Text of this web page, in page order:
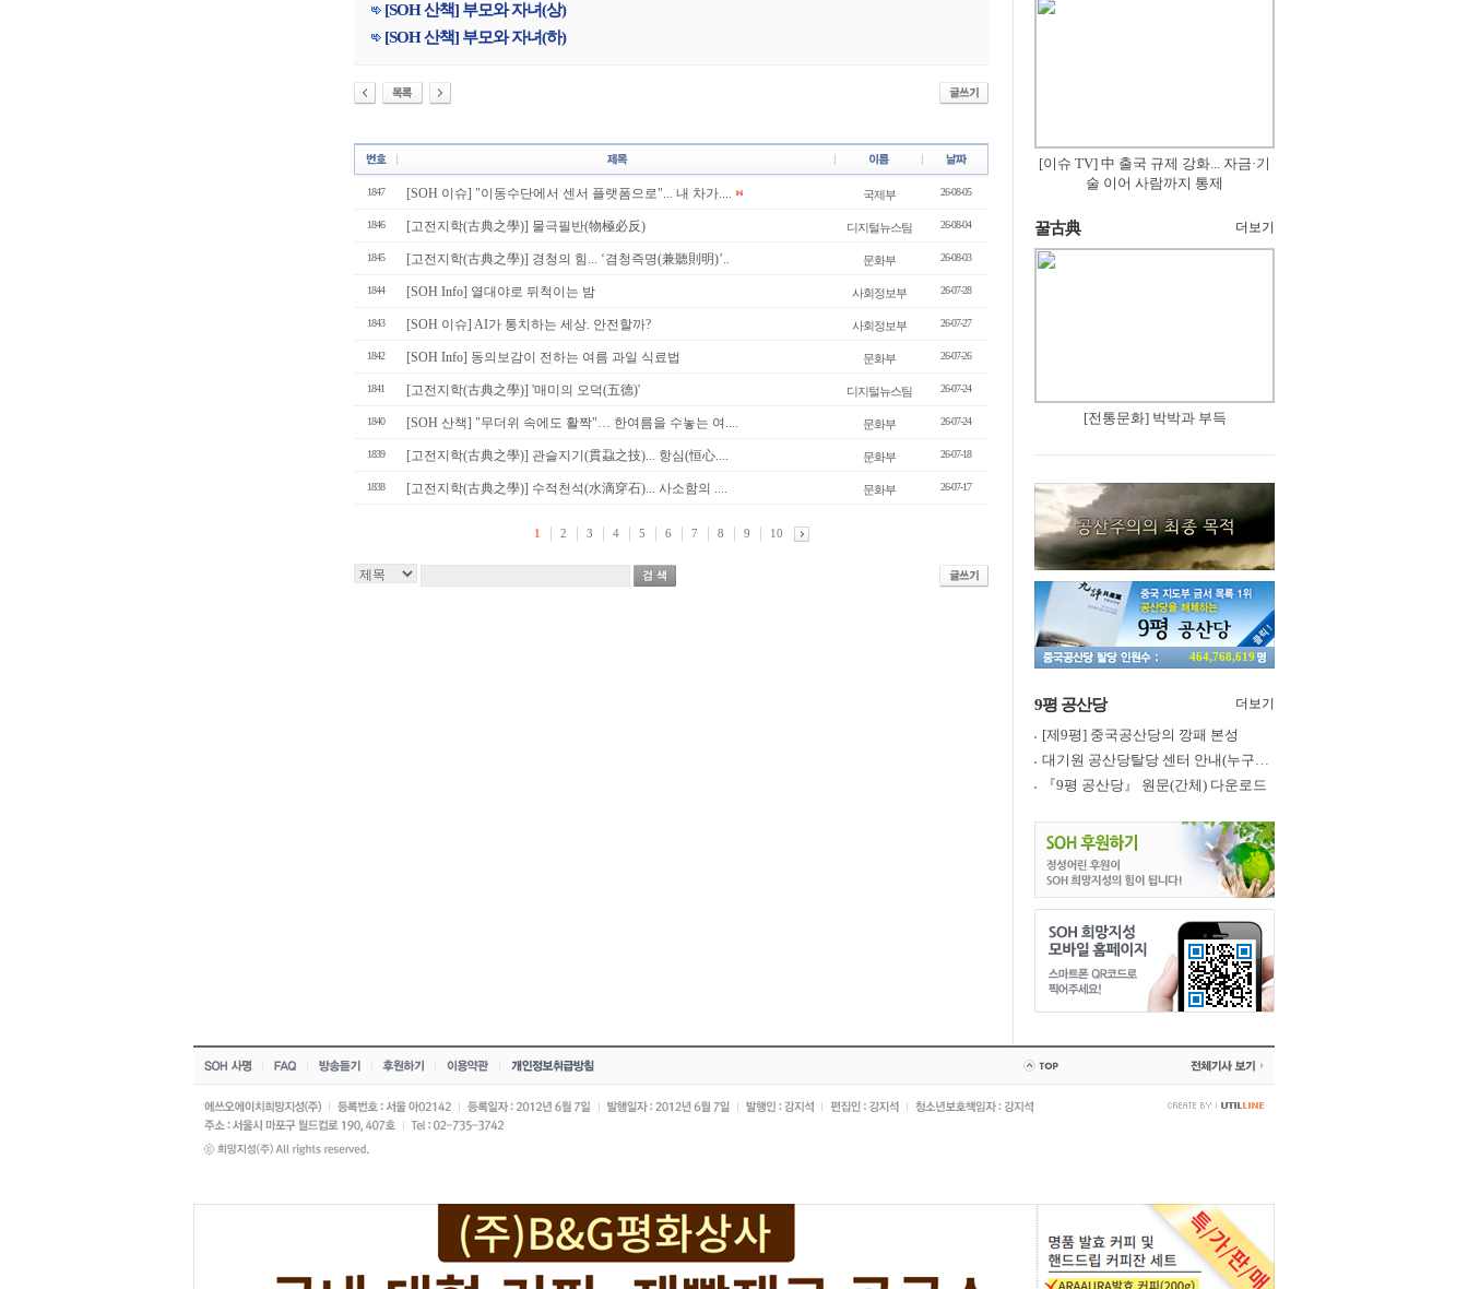
[SOH 산책] 부모와 자녀(상)
[SOH 산책] 부모와 자녀(하)
1847 [SOH 이슈] "이동수단에서 센서 플랫폼으로"... 내 차가.... 국제부 26-08-05
1846 [고전지학(古典之學)] 물극필반(物極必反) 디지털뉴스팀 26-08-04
1845 [고전지학(古典之學)] 경청의 힘... ‘겸청즉명(兼聽則明)’.. 문화부 26-08-03
1844 [SOH Info] 열대야로 뒤척이는 밤 사회정보부 26-07-28
1843 [SOH 이슈] AI가 통치하는 세상. 안전할까? 사회정보부 26-07-27
1842 [SOH Info] 동의보감이 전하는 여름 과일 식료법 문화부 26-07-26
1841 [고전지학(古典之學)] '매미의 오덕(五德)' 디지털뉴스팀 26-07-24
1840 [SOH 산책] "무더위 속에도 활짝"… 한여름을 수놓는 여.... 문화부 26-07-24
1839 [고전지학(古典之學)] 관슬지기(貫蝨之技)... 항심(恒心.... 문화부 26-07-18
1838 [고전지학(古典之學)] 수적천석(水滴穿石)... 사소함의 .... 문화부 26-07-17
1 2 3 4 5 6 7 8 9 10
[이슈 TV] 中 출국 규제 강화... 자금·기
술 이어 사람까지 통제
꿀古典 더보기
[전통문화] 박박과 부득
464,768,619
9평 공산당 더보기
[제9평] 중국공산당의 깡패 본성
대기원 공산당탈당 센터 안내(누구나 쉽게 退黨, 退團, 退隊 가능)
『9평 공산당』 원문(간체) 다운로드